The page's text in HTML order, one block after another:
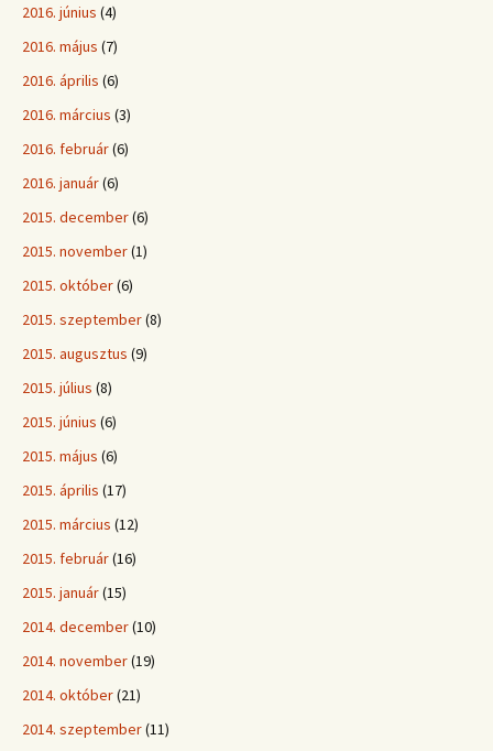
2016. június (4)
2016. május (7)
2016. április (6)
2016. március (3)
2016. február(6)
2016. január(6)
2015. december(6)
2015. november(1)
2015. október(6)
2015. szeptember(8)
2015. augusztus (9)
2015. július (8)
2015. június (6)
2015. május (6)
2015. április (17)
2015. március (12)
2015. február(16)
2015. január(15)
2014. december(10)
2014. november(19)
2014. október(21)
2014. szeptember(11)